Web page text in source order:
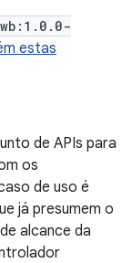
estas
de APIs para
os
de uso é
já presumem o
alcance da